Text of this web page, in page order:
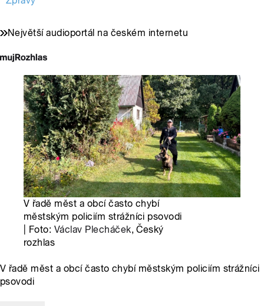
Největší audioportál na českém internetu
V řadě měst a obcí často chybí
městským policiím strážníci psovodi
| Foto: Václav Plecháček, Český
rozhlas
V řadě měst a obcí často chybí městským policiím strážníci
psovodi